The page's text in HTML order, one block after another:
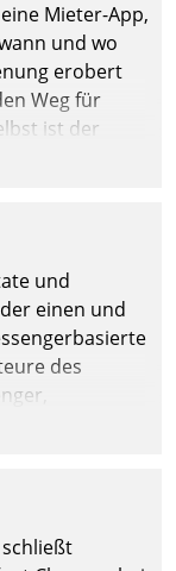
Mieter-App,
und wo
erobert
Weg für
ist der
und
einen und
des
oder